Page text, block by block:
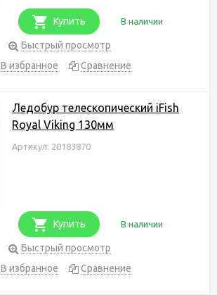
Купить В наличии
Быстрый просмотр
В избранное
Сравнение
Ледобур телескопический iFish
Royal Viking 130мм
Артикул: 20183870
Купить В наличии
Быстрый просмотр
В избранное
Сравнение